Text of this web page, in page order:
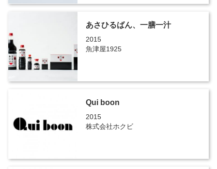
あさひるばん、一膳一汁
2015
魚津屋1925
Qui boon
2015
株式会社ホクビ